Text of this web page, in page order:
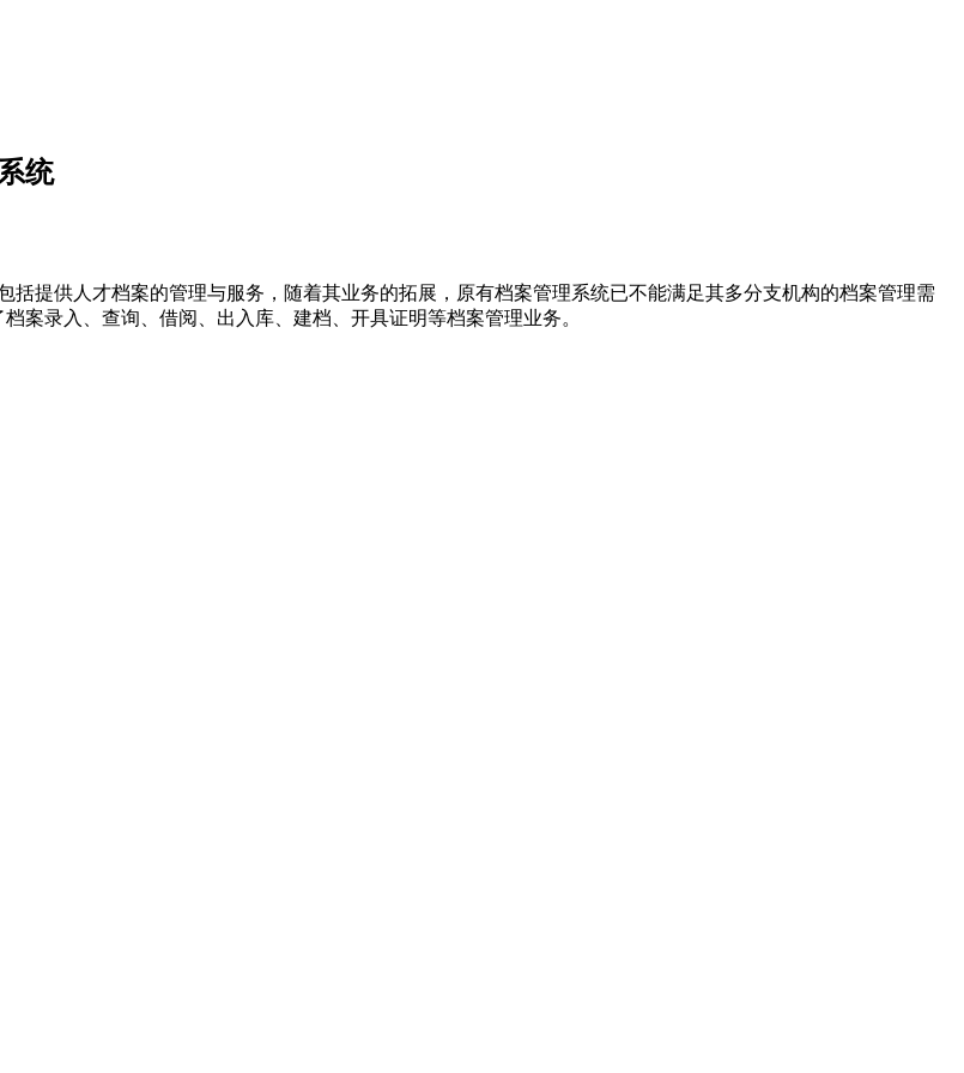
统
供人才档案的管理与服务，随着其业务的拓展，原有档案管理系统已不能满足其多分支机构的档案管理需
案录入、查询、借阅、出入库、建档、开具证明等档案管理业务。